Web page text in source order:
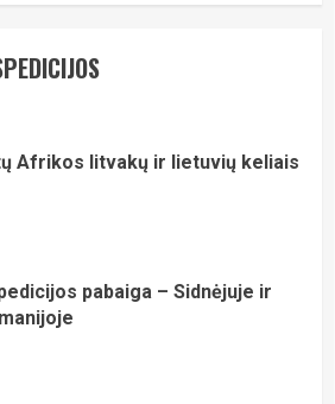
Afrikos litvakų ir lietuvių keliais
pabaiga – Sidnėjuje ir